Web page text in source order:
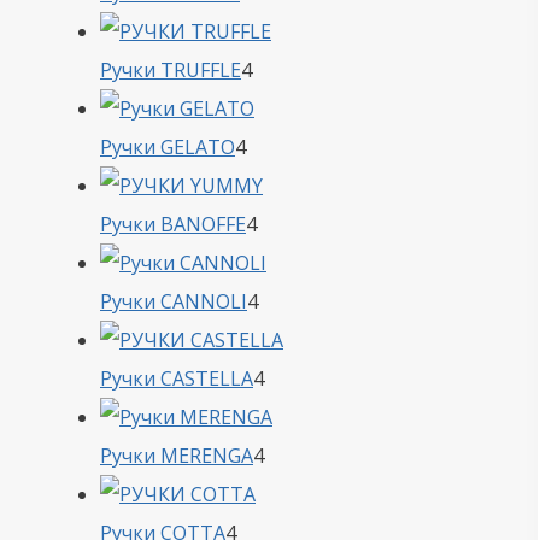
товара
Ручки TRUFFLE44
товара
Ручки GELATO44
товара
Ручки BANOFFE44
товара
Ручки CANNOLI44
товара
Ручки CASTELLA44
товара
Ручки MERENGA44
Ручки COTTA44